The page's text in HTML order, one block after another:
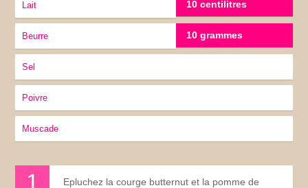
lait 10 centilitres
Beurre 10 grammes
sel
Poivre
muscade
Epluchez la courge butternut et la pomme de